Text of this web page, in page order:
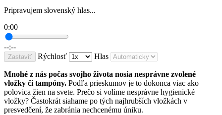
Pripravujem slovenský hlas...
0:00
--:--
Zastaviť Rýchlosť Hlas
Mnohé z nás počas svojho života nosia nesprávne zvolené
vložky či tampóny. Podľa prieskumov je to dokonca viac ako
polovica žien na svete. Prečo si volíme nesprávne hygienické
vložky? Častokrát siahame po tých najhrubších vložkách v
presvedčení, že zabránia nechcenému úniku.